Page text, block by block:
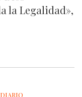
la Legalidad»,